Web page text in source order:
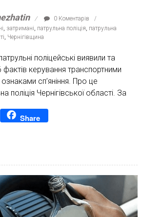
0 Коментарів
, затримані, патрульна поліція, патрульна
, Чернігівщина
поліцейські виявили та
керування транспортними
сп’яніння. Про це
поліція Чернігівської області. За
WhatsAppShare